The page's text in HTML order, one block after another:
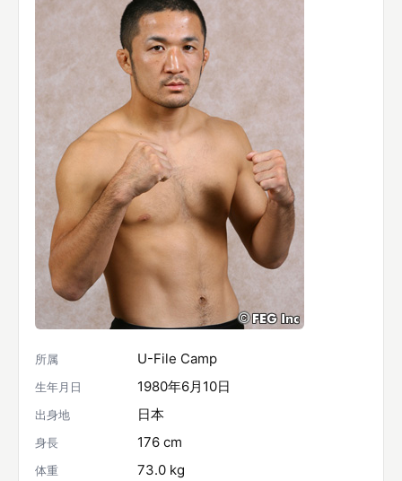
所属 U-File Camp
生年月日 1980年6月10日
出身地 日本
身長 176 cm
体重 73.0 kg